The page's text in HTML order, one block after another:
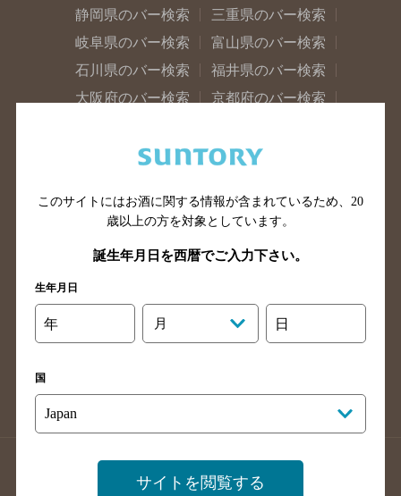
静岡県のバー検索
三重県のバー検索
岐阜県のバー検索
富山県のバー検索
石川県のバー検索
福井県のバー検索
大阪府のバー検索
京都府のバー検索
滋賀県のバー検索
和歌山県のバー検索
山口県のバー検索
鳥取県のバー検索
香川県のバー検索
愛媛県のバー検索
高知県のバー検索
長崎県のバー検索
佐賀県のバー検索
大分県のバー検索
熊本県のバー検索
このサイトにはお酒に関する情報が含まれているため、 20
歳以上の方を対象としています。
誕生年月日を西暦でご入力下さい。
生年月日
年 月 日
国
サイトを閲覧する